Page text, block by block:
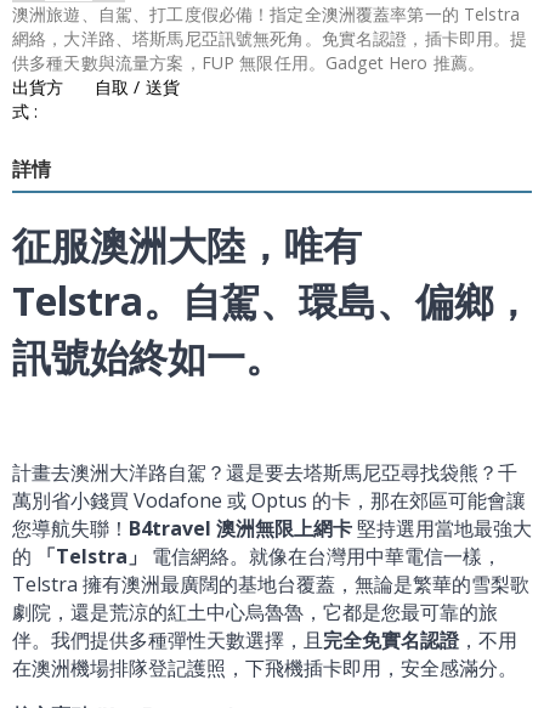
澳洲旅遊、自駕、打工度假必備！指定全澳洲覆蓋率第一的 Telstra
網絡，大洋路、塔斯馬尼亞訊號無死角。免實名認證，插卡即用。提
供多種天數與流量方案，FUP 無限任用。Gadget Hero 推薦。
出貨方
式 :
自取 / 送貨
詳情
征服澳洲大陸，唯有
Telstra。自駕、環島、偏鄉，
訊號始終如一。
計畫去澳洲大洋路自駕？還是要去塔斯馬尼亞尋找袋熊？千
萬別省小錢買 Vodafone 或 Optus 的卡，那在郊區可能會讓
您導航失聯！ B4travel 澳洲無限上網卡堅持選用當地最強大
的
「Telstra」
電信網絡。就像在台灣用中華電信一樣，
Telstra 擁有澳洲最廣闊的基地台覆蓋，無論是繁華的雪梨歌
劇院，還是荒涼的紅土中心烏魯魯，它都是您最可靠的旅
伴。我們提供多種彈性天數選擇，且完全免實名認證，不用
在澳洲機場排隊登記護照，下飛機插卡即用，安全感滿分。